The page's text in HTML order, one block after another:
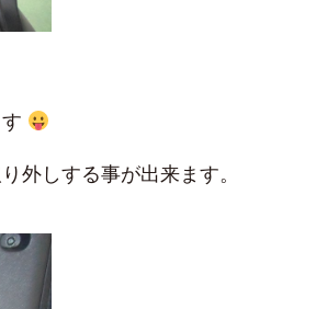
外しする事が出来ます。